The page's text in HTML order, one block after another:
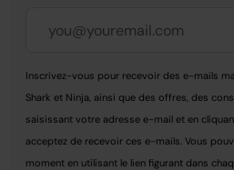
Inscrivez-vous pour recevoir des e-mails
Shark et Ninja, ainsi que des offres, des
saisissant votre adresse e-mail et en
acceptez de recevoir ces e-mails. Vous
moment en utilisant le lien figurant dans